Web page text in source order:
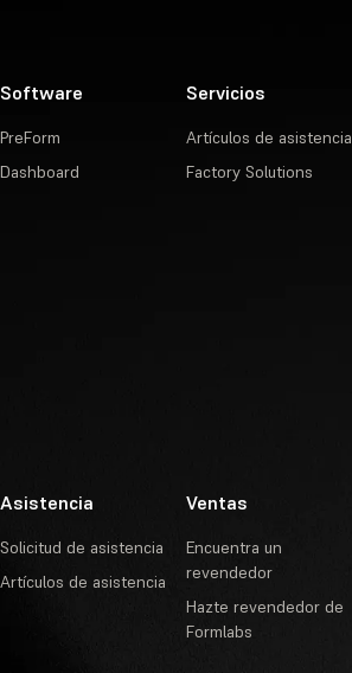
Software
PreForm
Dashboard
Servicios
Artículos de asistencia
Factory Solutions
Asistencia
Solicitud de asistencia
Artículos de asistencia
Ventas
Encuentra un
revendedor
Hazte revendedor de
Formlabs